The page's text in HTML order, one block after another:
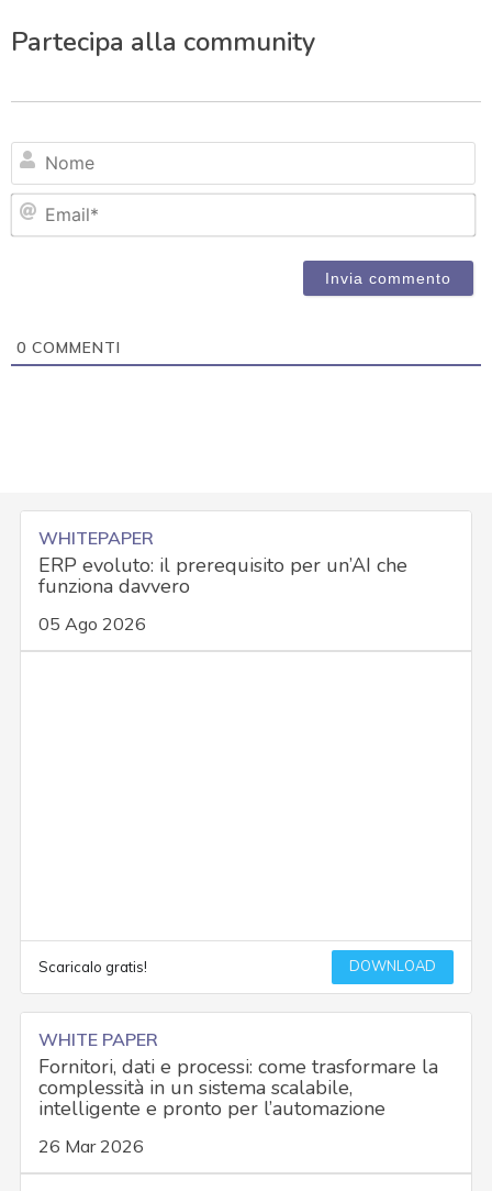
Partecipa alla community
0 COMMENTI
WHITEPAPER
ERP evoluto: il prerequisito per un’AI che
funziona davvero
05 Ago 2026
Scaricalo gratis! DOWNLOAD
WHITE PAPER
Fornitori, dati e processi: come trasformare la
complessità in un sistema scalabile,
intelligente e pronto per l’automazione
26 Mar 2026